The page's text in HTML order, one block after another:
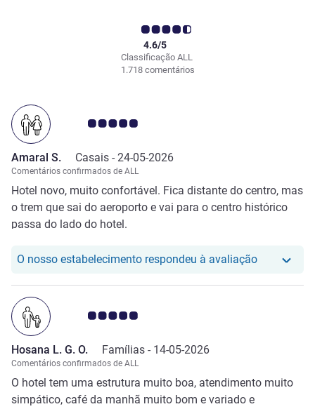
Classificação ALL
4.6/5
1.718 comentários
Nota clientes Avis 5.0/5
Amaral S. Casais - 24-05-2026
Comentários confirmados de ALL
Hotel novo, muito confortável. Fica distante do centro, mas
o trem que sai do aeroporto e vai para o centro histórico
passa do lado do hotel.
O nosso estabelecimento respondeu à avaliaçãoO nosso
Nota clientes Avis 5.0/5
Hosana L. G. O. Famílias - 14-05-2026
Comentários confirmados de ALL
O hotel tem uma estrutura muito boa, atendimento muito
simpático, café da manhã muito bom e variado e